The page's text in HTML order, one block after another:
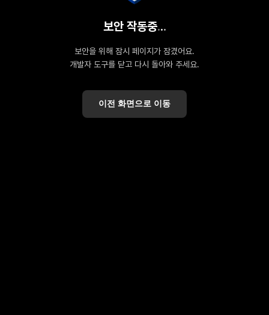
보안 작동중...
보안을 위해 잠시 페이지가 잠겼어요.
개발자 도구를 닫고 다시 돌아와 주세요.
이전 화면으로 이동